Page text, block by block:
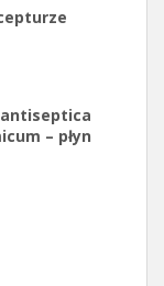
antiseptica
– płyn